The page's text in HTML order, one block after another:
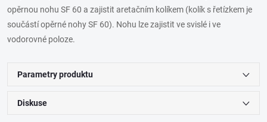
opěrnou nohu SF 60 a zajistit aretačním kolíkem (kolík s řetízkem je
součástí opěrné nohy SF 60). Nohu lze zajistit ve svislé i ve
vodorovné poloze.
Parametry produktu
Diskuse